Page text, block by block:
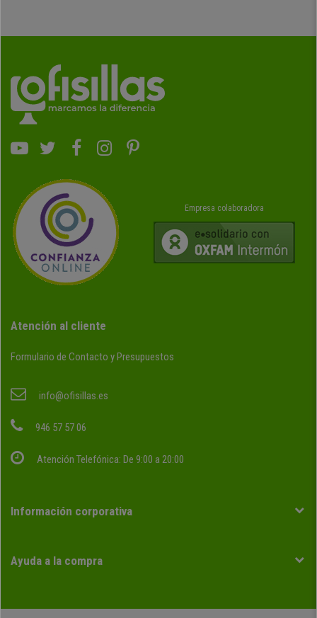
Empresa colaboradora
Atención al cliente
Formulario de Contacto y Presupuestos
info@ofisillas.es
946 57 57 06
Atención Telefónica: De 9:00 a 20:00
Información corporativa
Ayuda a la compra